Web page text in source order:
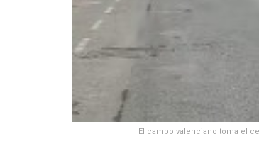
El campo valenciano toma el